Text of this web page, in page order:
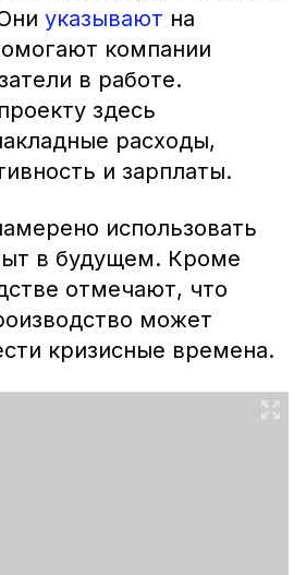
указывают на
компании
в работе.
здесь
расходы,
и зарплаты.
использовать
в будущем. Кроме
отмечают, что
может
кризисные времена.